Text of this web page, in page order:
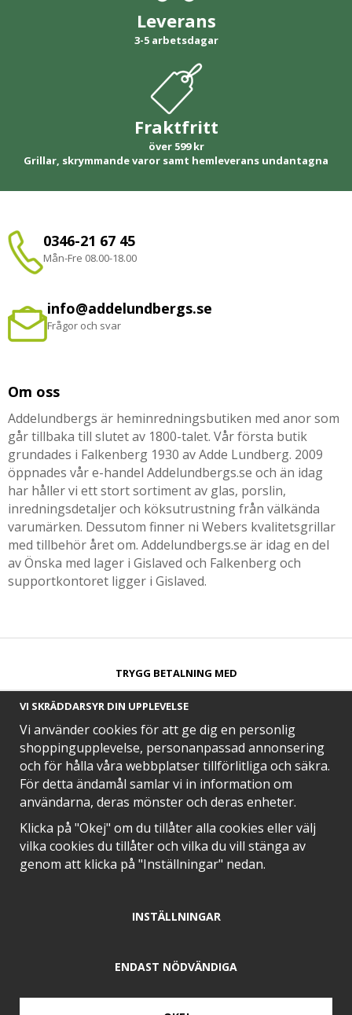
Leverans
3-5 arbetsdagar
Fraktfritt
över 599 kr
Grillar, skrymmande varor samt hemleverans undantagna
0346-21 67 45
Mån-Fre 08.00-18.00
info@addelundbergs.se
Frågor och svar
Om oss
Addelundbergs är heminredningsbutiken med anor som
går tillbaka till slutet av 1800-talet. Vår första butik
grundades i Falkenberg 1930 av Adde Lundberg. 2009
öppnades vår e-handel Addelundbergs.se och än idag
har håller vi ett stort sortiment av glas, porslin,
inredningsdetaljer och köksutrustning från välkända
varumärken. Dessutom finner ni Webers kvalitetsgrillar
med tillbehör året om. Addelundbergs.se är idag en del
av Önska med lager i Gislaved och Falkenberg och
supportkontoret ligger i Gislaved.
TRYGG BETALNING MED​
SNABB LEVERANS MED
EN DEL AV
VI SKRÄDDARSYR DIN UPPLEVELSE
Vi använder cookies för att ge dig en personlig
shoppingupplevelse, personanpassad annonsering
och för hålla våra webbplatser tillförlitliga och säkra.
För detta ändamål samlar vi in information om
användarna, deras mönster och deras enheter.
Klicka på "Okej" om du tillåter alla cookies eller välj
vilka cookies du tillåter och vilka du vill stänga av
genom att klicka på "Inställningar" nedan.
INSTÄLLNINGAR
ENDAST NÖDVÄNDIGA